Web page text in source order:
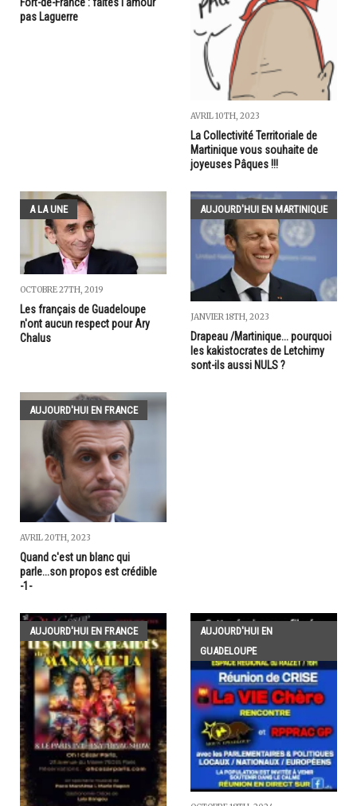
pas Laguerre
AVRIL 10TH, 2023
La Collectivité Territoriale de
Martinique vous souhaite de
joyeuses Pâques !!!
A LA UNE
OCTOBRE 27TH, 2019
Les français de Guadeloupe
n'ont aucun respect pour Ary
Chalus
AUJOURD'HUI EN MARTINIQUE
JANVIER 18TH, 2023
Drapeau /Martinique... pourquoi
les kakistocrates de Letchimy
sont-ils aussi NULS ?
AUJOURD'HUI EN FRANCE
AVRIL 20TH, 2023
Quand c'est un blanc qui
parle...son propos est crédible
-1-
AUJOURD'HUI EN FRANCE
AUJOURD'HUI EN
GUADELOUPE